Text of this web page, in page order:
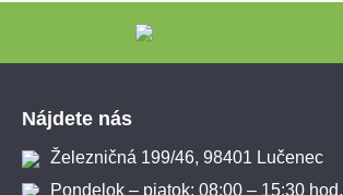
Nájdete nás
Železničná 199/46, 98401 Lučenec
Pondelok – piatok: 08:00 – 15:30 hod.